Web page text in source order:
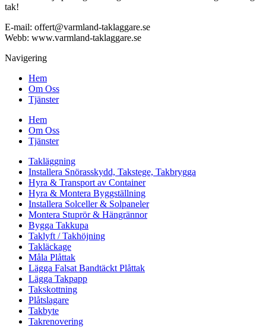
tak!
E-mail: offert@varmland-taklaggare.se
Webb: www.varmland-taklaggare.se
Navigering
Hem
Om Oss
Tjänster
Hem
Om Oss
Tjänster
Takläggning
Installera Snörasskydd, Takstege, Takbrygga
Hyra & Transport av Container
Hyra & Montera Byggställning
Installera Solceller & Solpaneler
Montera Stuprör & Hängrännor
Bygga Takkupa
Taklyft / Takhöjning
Takläckage
Måla Plåttak
Lägga Falsat Bandtäckt Plåttak
Lägga Takpapp
Takskottning
Plåtslagare
Takbyte
Takrenovering